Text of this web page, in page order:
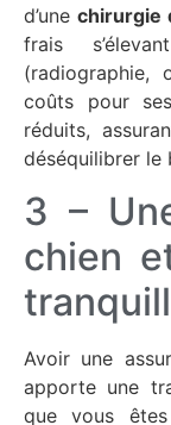
d’une chirurgie
frais
(radiographie,
coûts pour
réduits,
déséquilibrer le
3 –
chien
Avoir une
apporte une
que vous